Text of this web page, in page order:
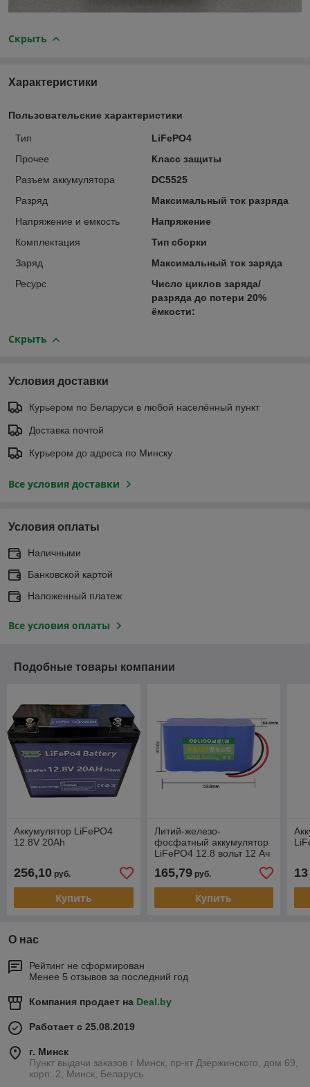
Скрыть
Характеристики
Пользовательские характеристики
Тип
LiFePO4
Прочее
Класс защиты
Разъем аккумулятора
DC5525
Разряд
Максимальный ток разряда
Напряжение и емкость
Напряжение
Комплектация
Тип сборки
Заряд
Максимальный ток заряда
Ресурс
Число циклов заряда/
разряда до потери 20%
ёмкости:
Скрыть
Условия доставки
Курьером по Беларуси в любой населённый пункт
Доставка почтой
Курьером до адреса по Минску
Все условия доставки
Условия оплаты
Наличными
Банковской картой
Наложенный платеж
Все условия оплаты
Подобные товары компании
Аккумулятор LiFePO4
12.8V 20Ah
256,10 руб.
Купить
Литий-железо-
фосфатный аккумулятор
LiFePO4 12.8 вольт 12 Ач
165,79руб.
Купить
13
О нас
Рейтинг не сформирован
Менее 5 отзывов за последний год
Компания продает на Deal.by
Работает с 25.08.2019
г. Минск
Пункт выдачи заказов г Минск, пр-кт Дзержинского, дом 69,
корп. 2, Минск, Беларусь